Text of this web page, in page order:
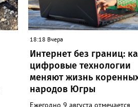
18:18 Вчера
Интернет без границ:
цифровые технологии
меняют жизнь
народов Югры
Ежегодно 9 августа отмечается